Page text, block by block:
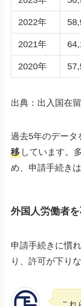
2022年
2021年
2020年
出典：出入国在留
過去5年のデータ
移 しています。
め、申請手続き
外国人労働者
申請手続きに慣
り、許可が下り
これ